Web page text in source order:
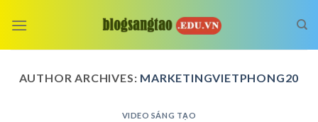
AUTHOR ARCHIVES: MARKETINGVIETPHONG20
VIDEO SÁNG TẠO